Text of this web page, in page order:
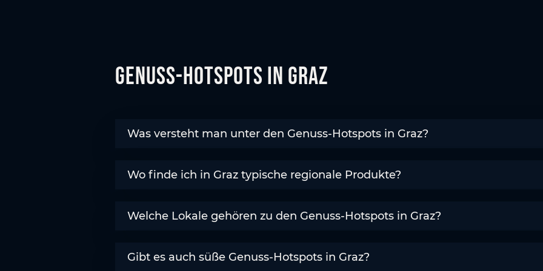
l
Genuss-Hotspots in Graz
Was versteht man unter den Genuss-Hotspots in Graz?
Wo finde ich in Graz typische regionale Produkte?
Welche Lokale gehören zu den Genuss-Hotspots in Graz?
Gibt es auch süße Genuss-Hotspots in Graz?